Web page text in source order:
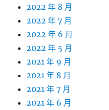
2022 年 8 月
2022 年 7 月
2022 年 6 月
2022 年 5 月
2021 年 9 月
2021 年 8 月
2021 年 7 月
2021 年 6 月